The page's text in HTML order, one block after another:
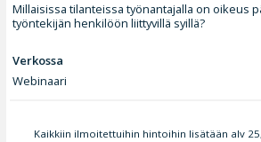
Millaisissa tilanteissa työnantajalla on oikeus
työntekijän henkilöön liittyvillä syillä?
Verkossa
Webinaari
Kaikkiin ilmoitettuihin hintoihin lisätään alv